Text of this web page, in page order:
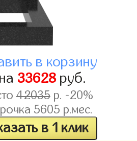
в корзину
33628 руб.
42035р. -20%
5605 р.мес.
в 1 клик